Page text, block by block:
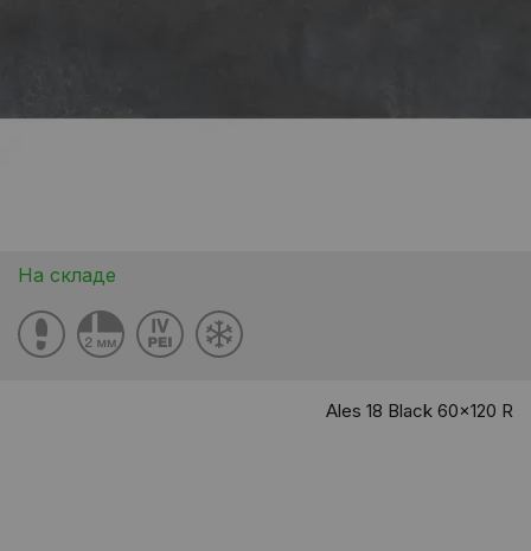
На складе
Ales 18 Black 60x120 R